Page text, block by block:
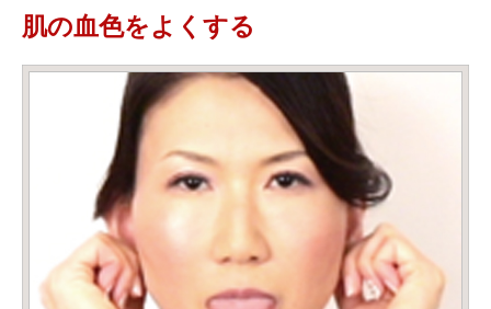
肌の血色をよくする